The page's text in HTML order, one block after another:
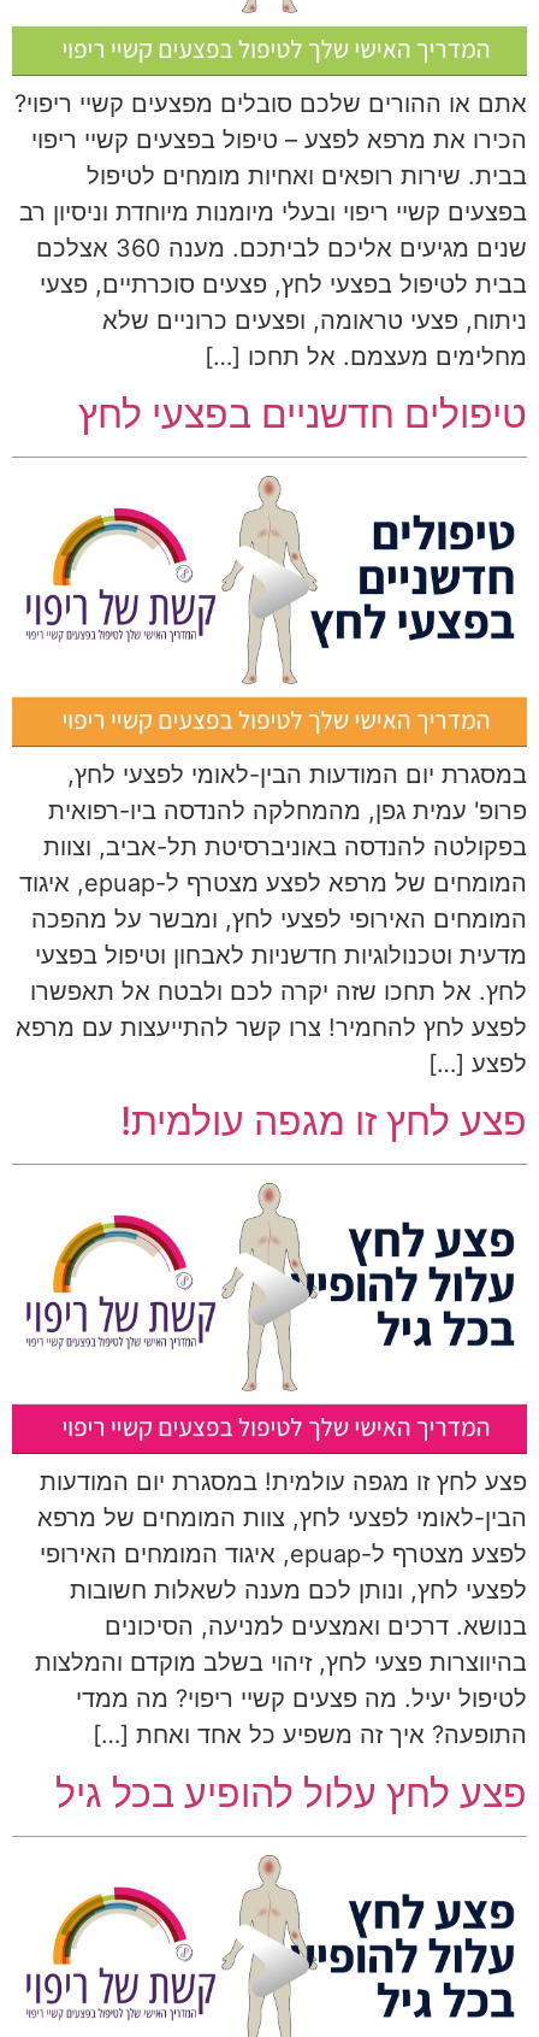
אתם או ההורים שלכם סובלים מפצעים קשיי ריפוי?
הכירו את מרפא לפצע – טיפול בפצעים קשיי ריפוי
בבית. שירות רופאים ואחיות מומחים לטיפול
בפצעים קשיי ריפוי ובעלי מיומנות מיוחדת וניסיון רב
שנים מגיעים אליכם לביתכם. מענה 360 אצלכם
בבית לטיפול בפצעי לחץ, פצעים סוכרתיים, פצעי
ניתוח, פצעי טראומה, ופצעים כרוניים שלא
מחלימים מעצמם. אל תחכו […]
טיפולים חדשניים בפצעי לחץ
במסגרת יום המודעות הבין-לאומי לפצעי לחץ,
פרופ' עמית גפן, מהמחלקה להנדסה ביו-רפואית
בפקולטה להנדסה באוניברסיטת תל-אביב, וצוות
המומחים של מרפא לפצע מצטרף ל-epuap, איגוד
המומחים האירופי לפצעי לחץ, ומבשר על מהפכה
מדעית וטכנולוגיות חדשניות לאבחון וטיפול בפצעי
לחץ. אל תחכו שזה יקרה לכם ולבטח אל תאפשרו
לפצע לחץ להחמיר! צרו קשר להתייעצות עם מרפא
לפצע […]
פצע לחץ זו מגפה עולמית!
פצע לחץ זו מגפה עולמית! במסגרת יום המודעות
הבין-לאומי לפצעי לחץ, צוות המומחים של מרפא
לפצע מצטרף ל-epuap, איגוד המומחים האירופי
לפצעי לחץ, ונותן לכם מענה לשאלות חשובות
בנושא. דרכים ואמצעים למניעה, הסיכונים
בהיווצרות פצעי לחץ, זיהוי בשלב מוקדם והמלצות
לטיפול יעיל. מה פצעים קשיי ריפוי? מה ממדי
התופעה? איך זה משפיע כל אחד ואחת […]
פצע לחץ עלול להופיע בכל גיל